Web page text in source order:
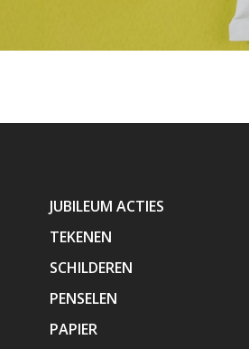
JUBILEUM ACTIES
TEKENEN
SCHILDEREN
PENSELEN
PAPIER